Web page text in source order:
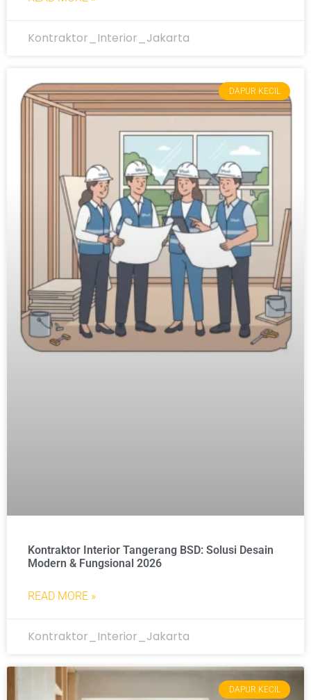
Kontraktor_Interior_Jakarta
DAPUR KECIL
Kontraktor Interior Tangerang BSD: Solusi Desain
Modern & Fungsional 2026
READ MORE »
Kontraktor_Interior_Jakarta
DAPUR KECIL